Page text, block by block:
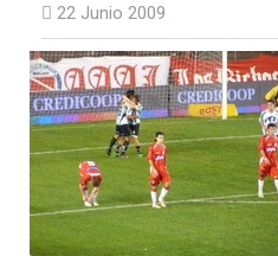
22 Junio 2009